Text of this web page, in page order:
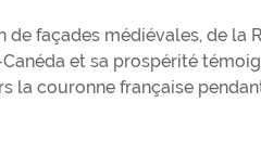
façades médiévales, de la
et sa prospérité
la couronne française